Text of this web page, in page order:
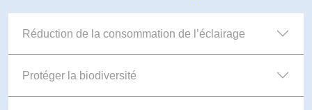
Réduction de la consommation de l’éclairage
Protéger la biodiversité